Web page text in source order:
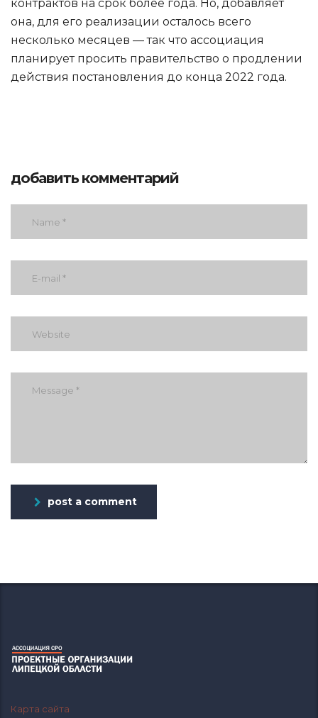
контрактов на срок более года. Но, добавляет
она, для его реализации осталось всего
несколько месяцев — так что ассоциация
планирует просить правительство о продлении
действия постановления до конца 2022 года.
добавить комментарий
post a comment
Карта сайта